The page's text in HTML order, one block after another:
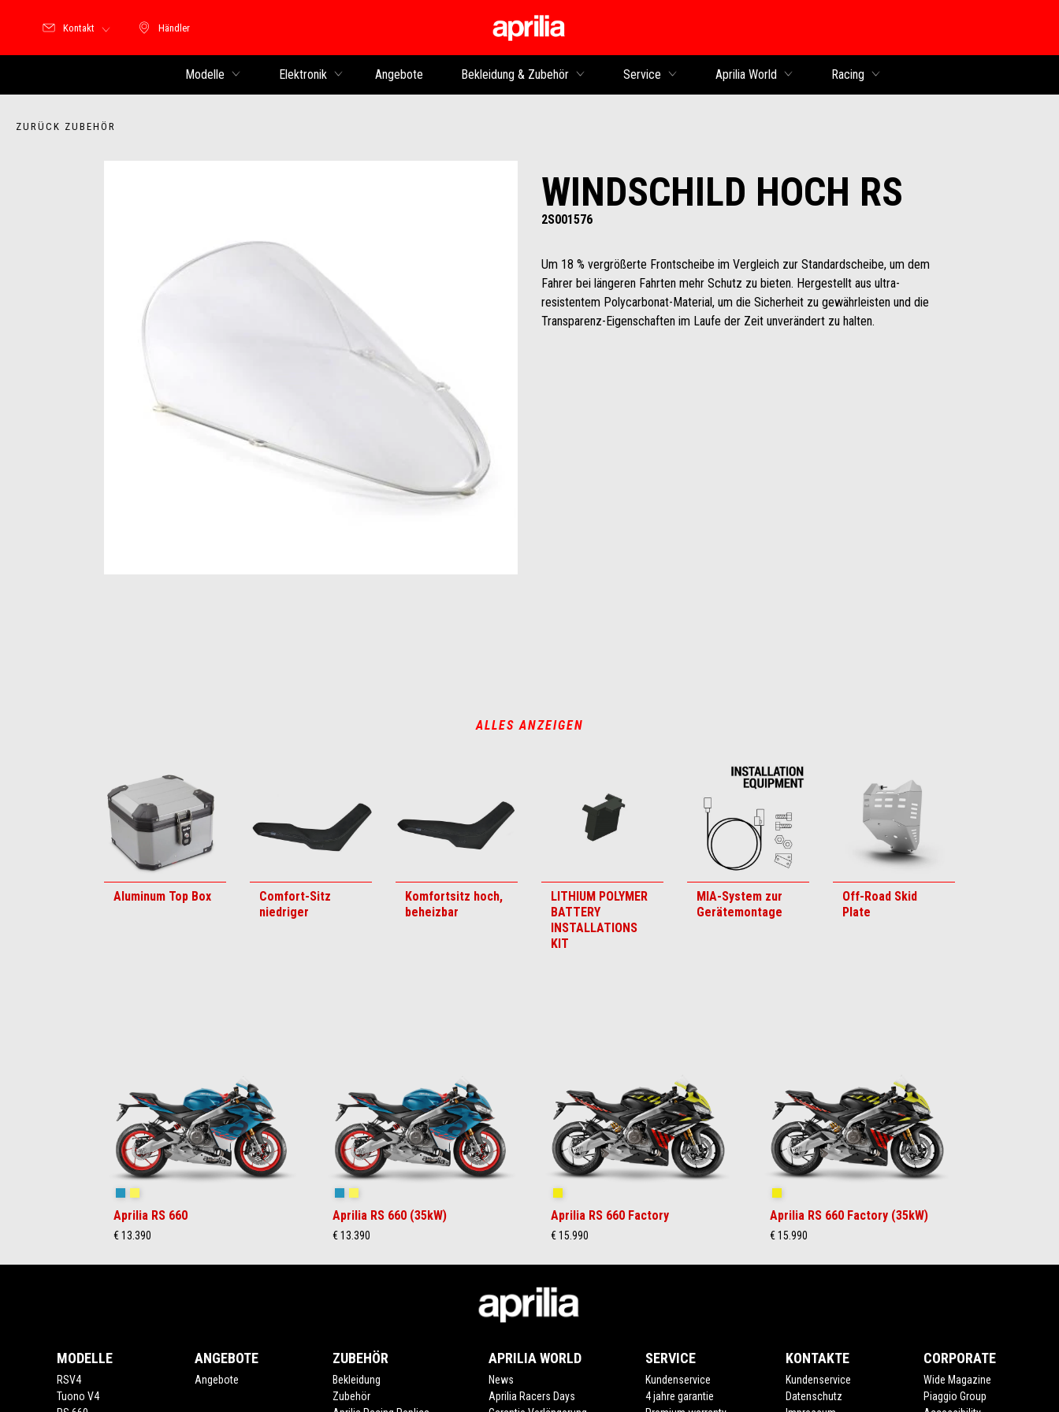
Händler
Händler
Kontakt
Modelle Elektronik Angebote Bekleidung & Zubehör Service Aprilia World Racing
ZURÜCK ZUBEHÖR
WINDSCHILD HOCH RS
2S001576
Um 18 % vergrößerte Frontscheibe im Vergleich zur Standardscheibe, um dem
Fahrer bei längeren Fahrten mehr Schutz zu bieten. Hergestellt aus ultra-
resistentem Polycarbonat-Material, um die Sicherheit zu gewährleisten und die
Transparenz-Eigenschaften im Laufe der Zeit unverändert zu halten.
ALLES ANZEIGEN
Aluminum Top Box
Comfort-Sitz
niedriger
Komfortsitz hoch,
beheizbar
LITHIUM POLYMER
BATTERY
INSTALLATIONS
KIT
MIA-System zur
Gerätemontage
Off-Road Skid
Plate
Aprilia RS 660
€ 13.390
Aprilia RS 660 (35kW)
€ 13.390
Aprilia RS 660 Factory
€ 15.990
Aprilia RS 660 Factory (35kW)
€ 15.990
MODELLE
RSV4
Tuono V4
ANGEBOTE
Angebote
ZUBEHÖR
Bekleidung
Zubehör
APRILIA WORLD
News
Aprilia Racers Days
SERVICE
Kundenservice
4 jahre garantie
KONTAKTE
Kundenservice
Datenschutz
CORPORATE
Wide Magazine
Piaggio Group